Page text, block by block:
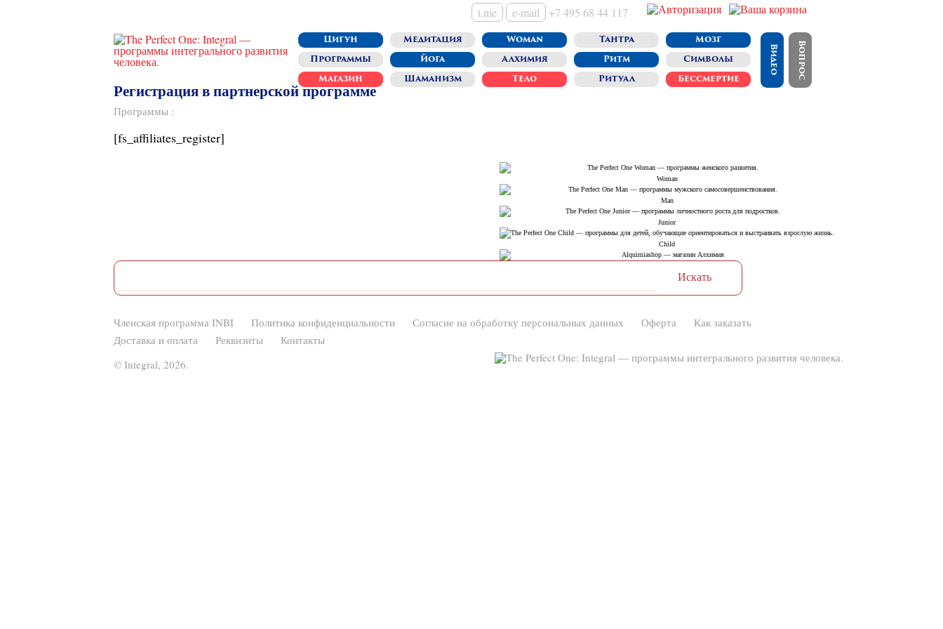
t.me e-mail +7 495 68 44 117
Цигун
Программы
Магазин
Медитация
Йога
Шаманизм
Woman
Алхимия
Тело
Тантра
Ритм
Ритуал
Мозг
Символы
Бессмертие
Видео Вопрос
Регистрация в партнерской программе
Программы :
[fs_affiliates_register]
Woman
Man
Junior
Child
Членская программа INBI Политика конфиденциальности Согласие на обработку персональных данных Оферта
Как заказать
Доставка и оплата
Реквизиты
Контакты
© Integral, 2026.